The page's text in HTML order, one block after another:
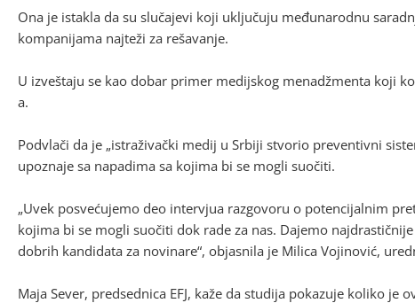
Ona je istakla da su slučajevi koji uključuju međunarodnu
kompanijama najteži za rešavanje.
U izveštaju se kao dobar primer medijskog menadžmenta koji
a.
Podvlači da je „istraživački medij u Srbiji stvorio preventivni
upoznaje sa napadima sa kojima bi se mogli suočiti.
„Uvek posvećujemo deo intervjua razgovoru o potencijalnim
kojima bi se mogli suočiti dok rade za nas. Dajemo
dobrih kandidata za novinare“, objasnila je Milica Vojinović,
Maja Sever, predsednica EFJ, kaže da studija pokazuje koliko je